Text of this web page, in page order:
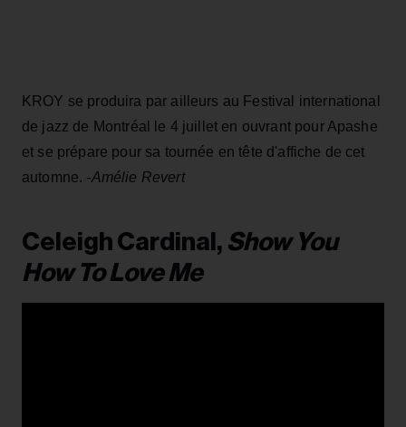
KROY se produira par ailleurs au Festival international
de jazz de Montréal le 4 juillet en ouvrant pour Apashe
et se prépare pour sa tournée en tête d'affiche de cet
automne. -Amélie Revert
Celeigh Cardinal, Show You
How To Love Me